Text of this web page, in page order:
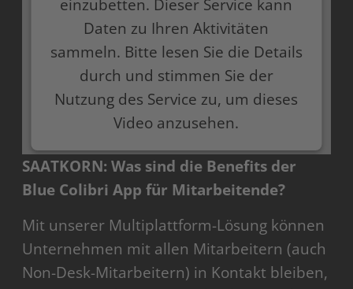
einzubetten. Dieser Service kann
Daten zu Ihren Aktivitäten
sammeln. Bitte lesen Sie die Details
durch und stimmen Sie der
Nutzung des Service zu, um dieses
Video anzusehen.
Mehr Informationen
Usercentrics Consent Management
Platform
SAATKORN: Was sind die Benefits der
Blue Colibri App für Mitarbeitende?
Mit unserer Multiplattform-Lösung können
Unternehmen mit allen Mitarbeitern (auch
Non-Desk-Mitarbeitern) in Kontakt bleiben,